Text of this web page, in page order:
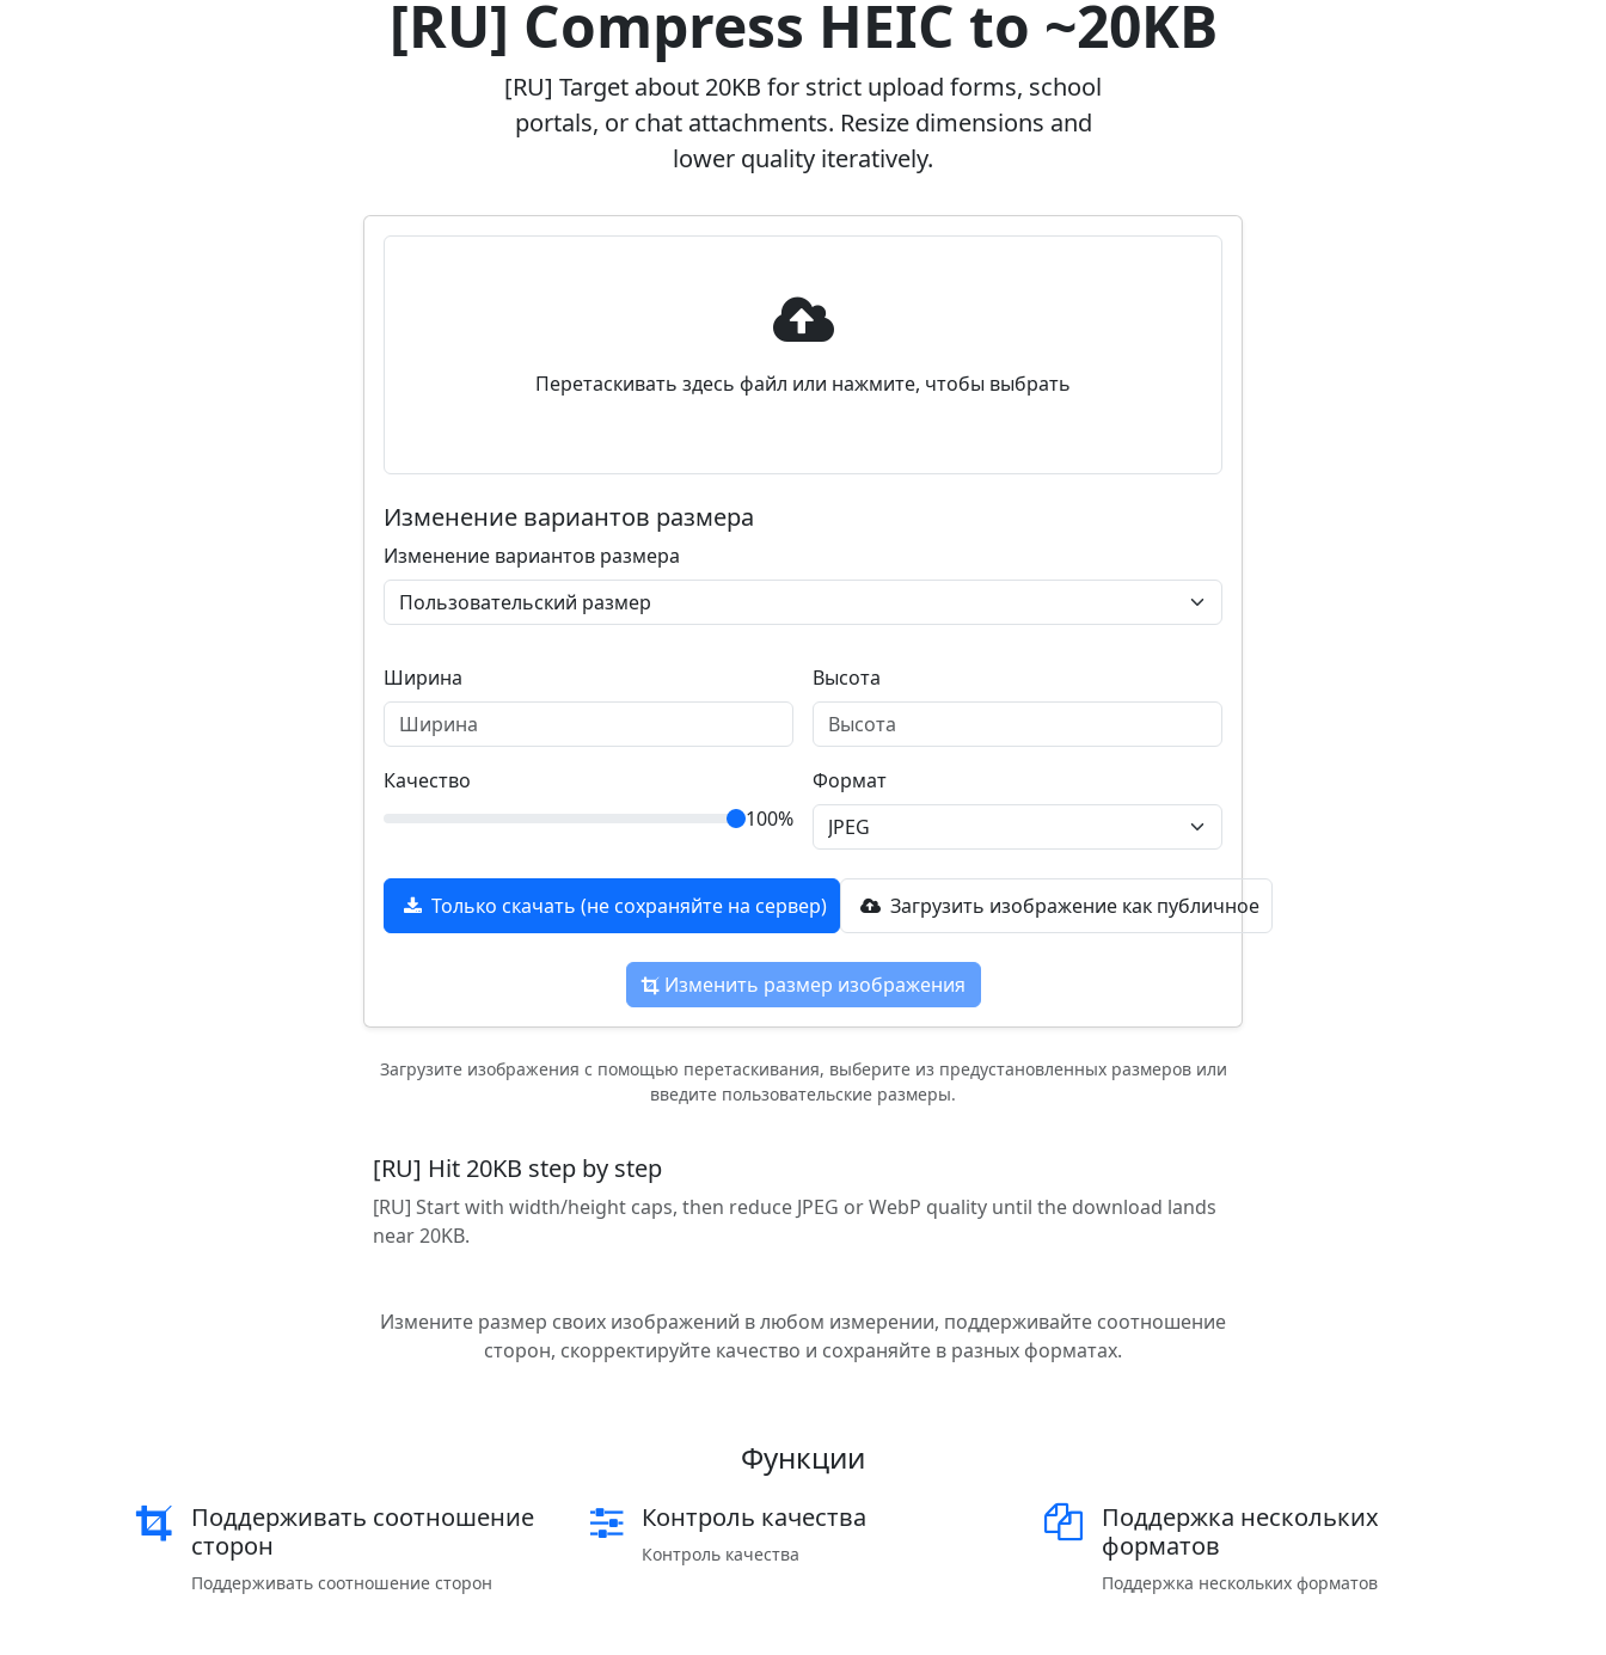
[RU] Compress HEIC to ~20KB
[RU] Target about 20KB for strict upload forms, school
portals, or chat attachments. Resize dimensions and
lower quality iteratively.
Перетаскивать здесь файл или нажмите, чтобы выбрать
Изменение вариантов размера
Изменение вариантов размера
Ширина Высота
Качество
100%
Формат
Только скачать (не сохраняйте на сервер) Загрузить изображение как публичное
Изменить размер изображения
Загрузите изображения с помощью перетаскивания, выберите из предустановленных размеров или
введите пользовательские размеры.
[RU] Hit 20KB step by step
[RU] Start with width/height caps, then reduce JPEG or WebP quality until the download lands
near 20KB.
Измените размер своих изображений в любом измерении, поддерживайте соотношение
сторон, скорректируйте качество и сохраняйте в разных форматах.
Функции
Поддерживать соотношение
сторон
Поддерживать соотношение сторон
Контроль качества
Контроль качества
Поддержка нескольких
форматов
Поддержка нескольких форматов